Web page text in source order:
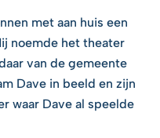
met aan huis een
noemde het theater
van de gemeente
Dave in beeld en zijn
waar Dave al speelde